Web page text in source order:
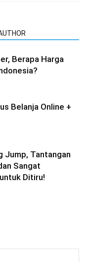
Berapa Harga
Belanja Online +
Jump, Tantangan
Sangat
Ditiru!